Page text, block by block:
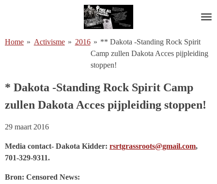
de
Home » Activisme » 2016 » ** Dakota -Standing Rock Spirit
Camp zullen Dakota Acces pijpleiding
stoppen!
* Dakota -Standing Rock Spirit Camp
zullen Dakota Acces pijpleiding stoppen!
29 maart 2016
Media contact- Dakota Kidder: rsrtgrassroots@gmail.com,
701-329-9311.
Bron: Censored News: